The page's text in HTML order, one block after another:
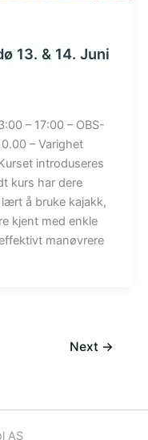
13. & 14. Juni
– 17:00 – OBS-
– Varighet
introduseres
kurs har dere
å bruke kajakk,
kjent med enkle
manøvrere
Next →
AS